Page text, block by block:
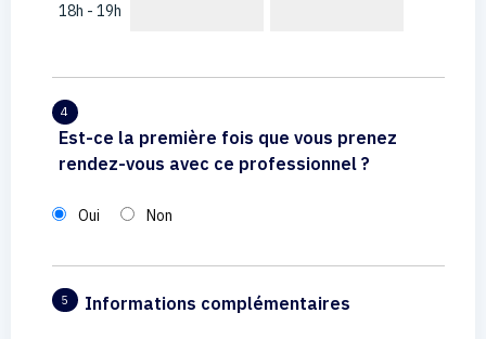
18h - 19h
4
Est-ce la première fois que vous prenez
rendez-vous avec ce professionnel ?
Oui Non
5 Informations complémentaires